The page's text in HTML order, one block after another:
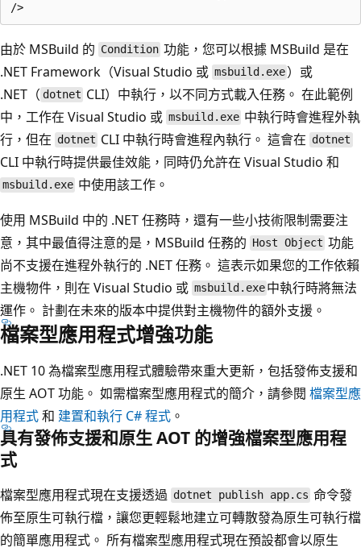
由於 MSBuild 的 Condition 功能，您可以根據 MSBuild 是在
.NET Framework（Visual Studio 或 msbuild.exe ）或
.NET（ dotnet CLI）中執行，以不同方式載入任務。 在此範例
中，工作在 Visual Studio 或 msbuild.exe 中執行時會進程外執
行，但在 dotnet CLI 中執行時會進程內執行。 這會在 dotnet
CLI 中執行時提供最佳效能，同時仍允許在 Visual Studio 和
msbuild.exe 中使用該工作。
使用 MSBuild 中的 .NET 任務時，還有一些小技術限制需要注
意，其中最值得注意的是，MSBuild 任務的 Host Object 功能
尚不支援在進程外執行的 .NET 任務。 這表示如果您的工作依賴
主機物件，則在 Visual Studio 或 msbuild.exe 中執行時將無法
運作。 計劃在未來的版本中提供對主機物件的額外支援。
檔案型應用程式增強功能
.NET 10 為檔案型應用程式體驗帶來重大更新，包括發佈支援和
原生 AOT 功能。 如需檔案型應用程式的簡介，請參閱 檔案型應
用程式和 建置和執行 C# 程式 。
具有發佈支援和原生 AOT 的增強檔案型應用程
式
檔案型應用程式現在支援透過 dotnet publish app.cs 命令發
佈至原生可執行檔，讓您更輕鬆地建立可轉散發為原生可執行檔
的簡單應用程式。 所有檔案型應用程式現在預設都會以原生